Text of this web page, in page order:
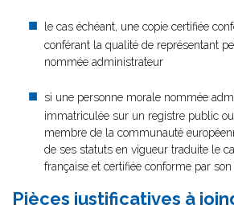
le cas échéant, une copie certifiée
conférant la qualité de représentant
nommée administrateur
si une personne morale nommée
immatriculée sur un registre public
membre de la communauté
de ses statuts en vigueur traduite le
française et certifiée conforme par son
Pièces justificatives à